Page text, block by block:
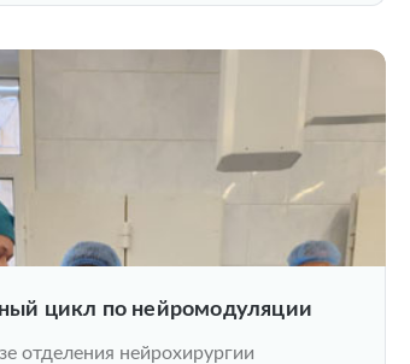
цикл по нейромодуляции
отделения нейрохирургии